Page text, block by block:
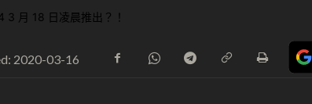
2020-03-16